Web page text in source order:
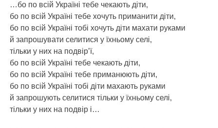
…бо по всій Україні тебе чекають діти,
бо по всій Україні тебе хочуть приманити діти,
бо по всій Україні тобі хочуть діти махати руками
й запрошувати селитися у їхньому селі,
тільки у них на подвір’ї,
бо по всій Україні тебе чекають діти,
бо по всій Україні тебе приманюють діти,
бо по всій Україні тобі діти махають руками
й запрошують селитися тільки у їхньому селі,
тільки у них на подвір і…